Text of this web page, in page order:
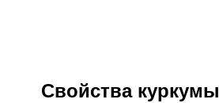
Свойства куркумы